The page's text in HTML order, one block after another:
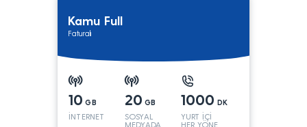
Kamu Full
Faturalı
10 GB
İNTERNET
20 GB
SOSYAL
MEDYADA
1000 DK
YURT İÇİ
HER YÖNE